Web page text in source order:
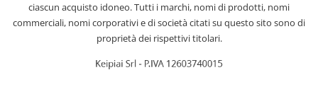
ciascun acquisto idoneo. Tutti i marchi, nomi di prodotti, nomi
commerciali, nomi corporativi e di società citati su questo sito sono di
proprietà dei rispettivi titolari.